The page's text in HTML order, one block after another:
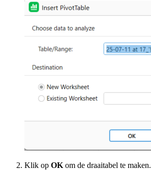
Klik op OK om de draaitabel te maken.